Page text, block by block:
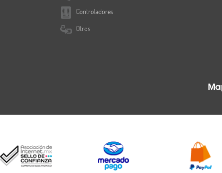
Controladores
Otros